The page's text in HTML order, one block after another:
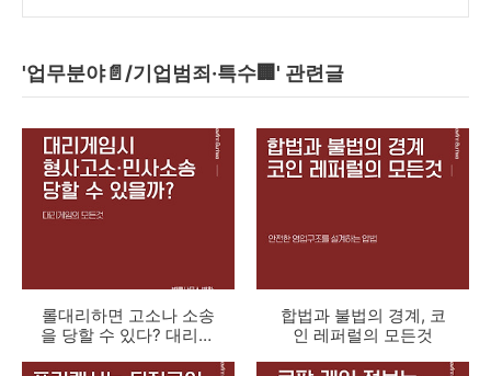
'업무분야📄/기업범죄·특수🏢' 관련글
롤대리하면 고소나 소송
을 당할 수 있다? 대리게
합법과 불법의 경계, 코
인 레퍼럴의 모든것